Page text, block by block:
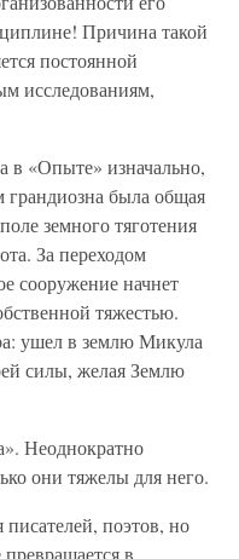
Причина такой
постоянной
исследованиям,
в «Опыте» изначально,
была общая
земного тяготения
За переходом
сооружение начнет
тяжестью.
ушел в землю Микула
силы, желая Землю
Неоднократно
они тяжелы для него.
поэтов, но
в